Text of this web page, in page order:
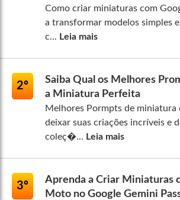
Como criar miniaturas com
a transformar modelos simples
c... Leia mais
2º
Saiba Qual os Melhores
a Miniatura Perfeita
Melhores Pormpts de miniatura
deixar suas criações incríveis e
coleç�... Leia mais
3º
Aprenda a Criar Miniaturas
Moto no Google Gemini